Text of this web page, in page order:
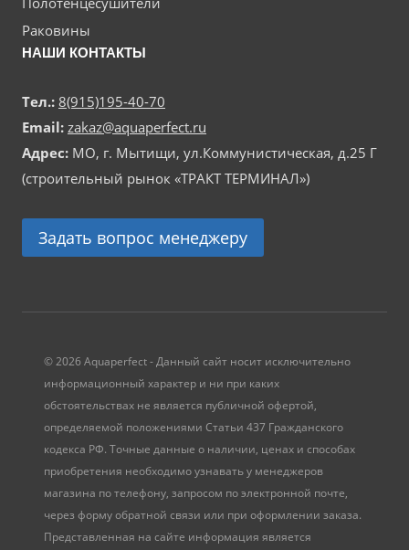
Раковины
НАШИ КОНТАКТЫ
Тел.: 8(915)195-40-70
Email: zakaz@aquaperfect.ru
Адрес: МО, г. Мытищи, ул.Коммунистическая, д.25 Г
(строительный рынок «ТРАКТ ТЕРМИНАЛ»)
Задать вопрос менеджеру
© 2026 Aquaperfect - Данный сайт носит исключительно
информационный характер и ни при каких
обстоятельствах не является публичной офертой,
определяемой положениями Статьи 437 Гражданского
кодекса РФ. Точные данные о наличии, ценах и способах
приобретения необходимо узнавать у менеджеров
магазина по телефону, запросом по электронной почте,
через форму обратной связи или при оформлении заказа.
Представленная на сайте информация является